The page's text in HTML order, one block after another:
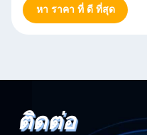
หา ราคา ที่ ดี ที่สุด
ติดต่อ